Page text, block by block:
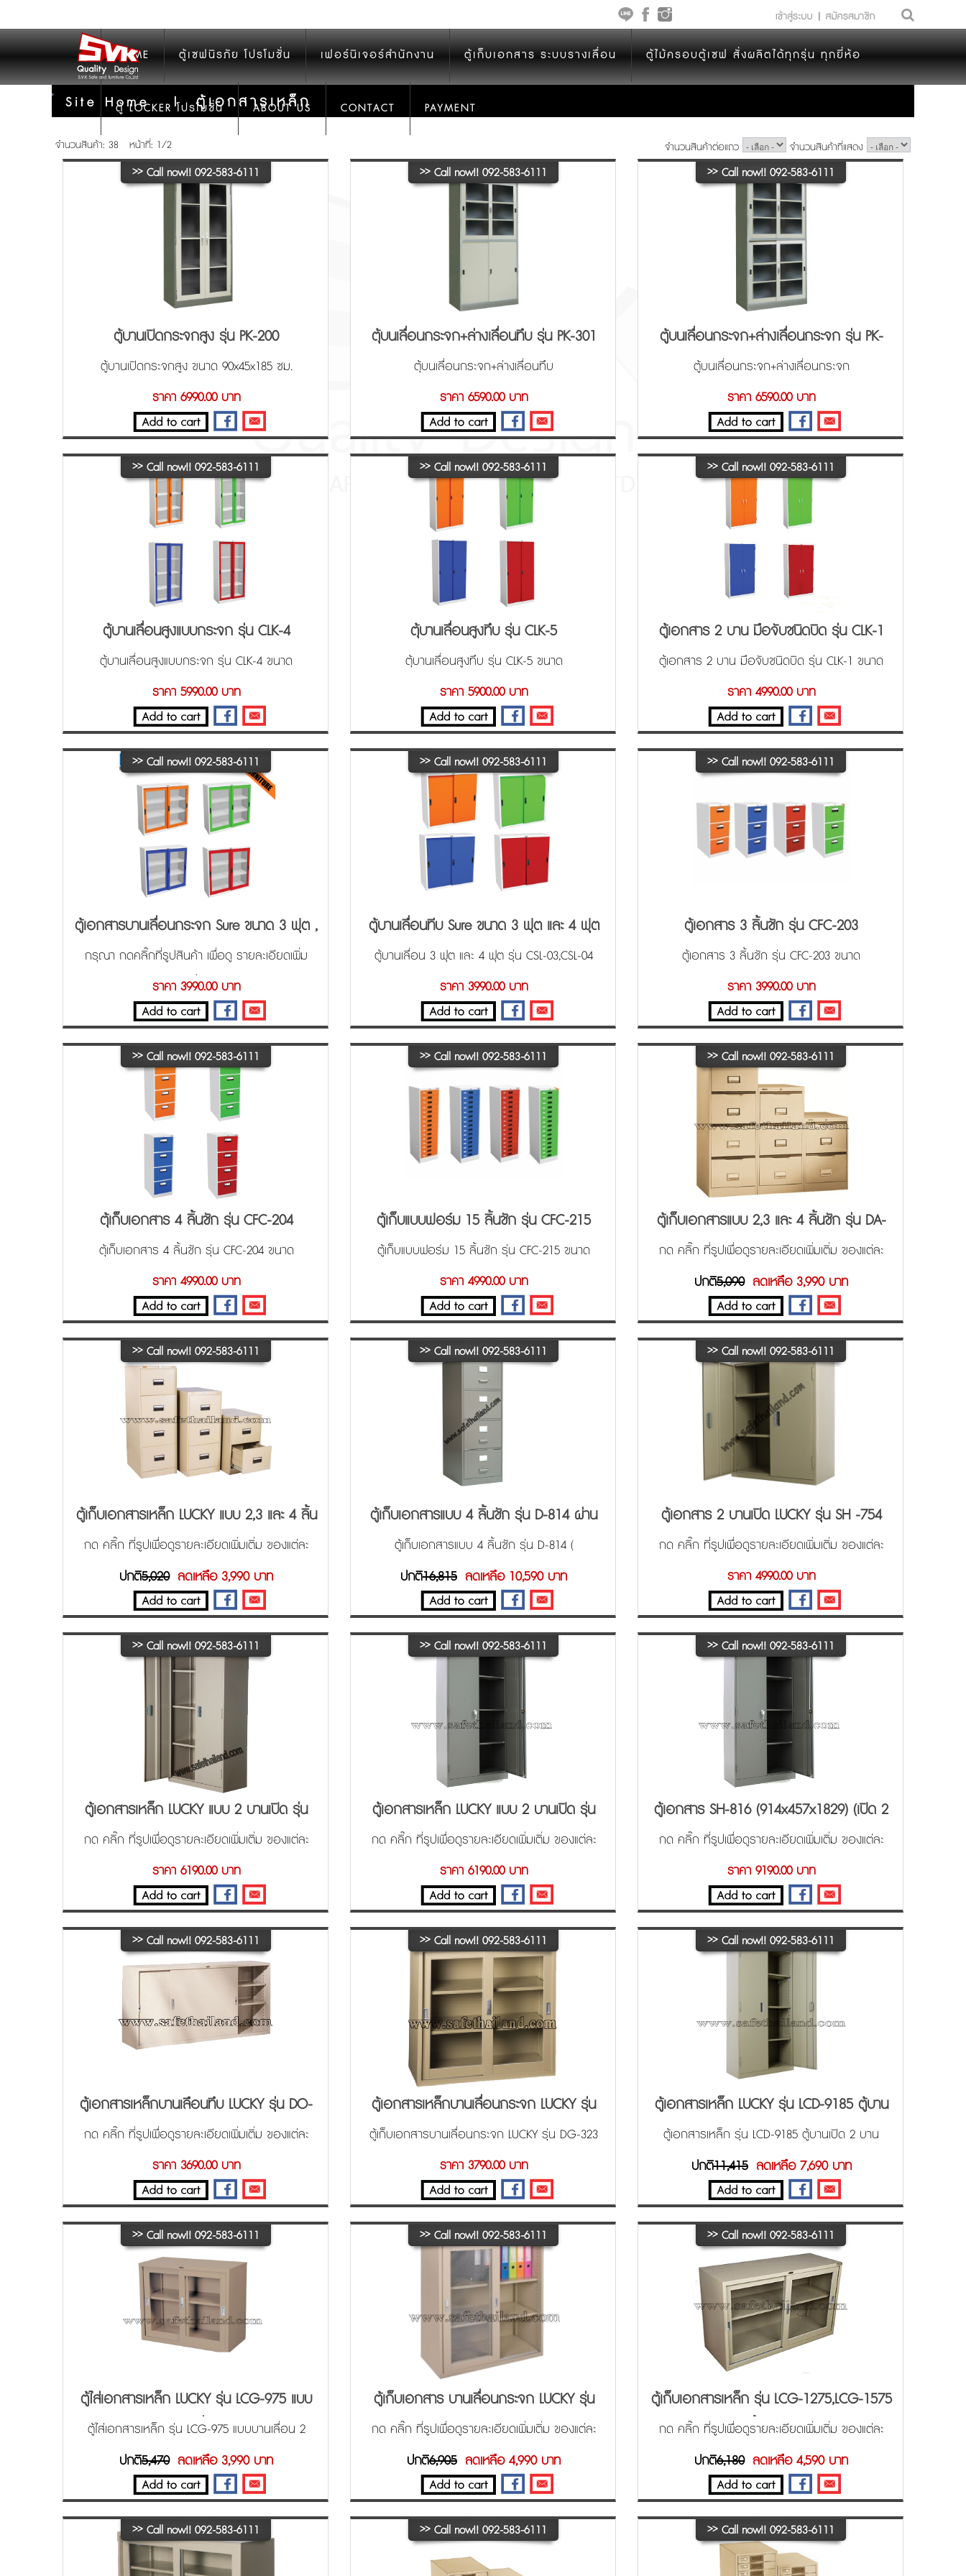
HOME ตู้เซฟนิรภัย โปรโมชั่น เฟอร์นิเจอร์สำนักงาน ตู้เก็บเอกสาร ระบบรางเลื่อน ตู้ไม้ครอบตู้เซฟ สั่งผลิตได้ทุกรุ่น ทุกยี่ห้อ
ตู้ LOCKER โปรโมชั่น ABOUT US CONTACT PAYMENT
Site Home|ตู้เอกสารเหล็ก
จำนวนสินค้า: 38 หน้าที่: 1/2 จำนวนสินค้าต่อแถว จำนวนสินค้าที่แสดง
>> Call now!! 092-583-6111
ตู้บานเปิดกระจกสูง รุ่น PK-200
ตู้บานเปิดกระจกสูง ขนาด 90x45x185 ซม.
ราคา 6990.00 บาท
>> Call now!! 092-583-6111
ตุ้บนเลื่อนกระจก+ล่างเลื่อนทึบ รุ่น PK-301
ตุ้บนเลื่อนกระจก+ล่างเลื่อนทึบ
ราคา 6590.00 บาท
>> Call now!! 092-583-6111
ตู้บนเลื่อนกระจก+ล่างเลื่อนกระจก รุ่น PK-
302
ตู้บนเลื่อนกระจก+ล่างเลื่อนกระจก
ราคา 6590.00 บาท
>> Call now!! 092-583-6111
ตู้บานเลื่อนสูงแบบกระจก รุ่น CLK-4
ตู้บานเลื่อนสูงแบบกระจก รุ่น CLK-4 ขนาด
91.4x45.7x182.9 cm. (WxDxH)
ราคา 5990.00 บาท
>> Call now!! 092-583-6111
ตุ้บานเลื่อนสูงทึบ รุ่น CLK-5
ตุ้บานเลื่อนสูงทึบ รุ่น CLK-5 ขนาด
91.4x45.7x182.9 cm. (WxDxH)
ราคา 5900.00 บาท
>> Call now!! 092-583-6111
ตู้เอกสาร 2 บาน มือจับชนิดบิด รุ่น CLK-1
ตู้เอกสาร 2 บาน มือจับชนิดบิด รุ่น CLK-1 ขนาด
91.4x45.7x182.9 cm. (WxDxH)
ราคา 4990.00 บาท
>> Call now!! 092-583-6111
ตู้เอกสารบานเลื่อนกระจก Sure ขนาด 3 ฟุต ,
4 ฟุต
กรุณา กดคลิ๊กที่รูปสินค้า เพื่อดู รายละเอียดเพิ่ม
เติ่ม
ราคา 3990.00 บาท
>> Call now!! 092-583-6111
ตู้บานเลื่อนทีบ Sure ขนาด 3 ฟุต และ 4 ฟุต
รุ่น CSL-03,CSL-04
ตู้บานเลื่อน 3 ฟุต และ 4 ฟุต รุ่น CSL-03,CSL-04
ราคา 3990.00 บาท
>> Call now!! 092-583-6111
ตู้เอกสาร 3 ลิ้นชัก รุ่น CFC-203
ตู้เอกสาร 3 ลิ้นชัก รุ่น CFC-203 ขนาด
46.1x62x101.6 cm. (WxDxH)
ราคา 3990.00 บาท
>> Call now!! 092-583-6111
ตุ้เก็บเอกสาร 4 ลิ้นชัก รุ่น CFC-204
ตุ้เก็บเอกสาร 4 ลิ้นชัก รุ่น CFC-204 ขนาด
46.1x62x132 cm. (WxDxH)
ราคา 4990.00 บาท
>> Call now!! 092-583-6111
ตู้เก็บแบบฟอร์ม 15 ลิ้นชัก รุ่น CFC-215
ตู้เก็บแบบฟอร์ม 15 ลิ้นชัก รุ่น CFC-215 ขนาด
37.5x45.7x132 cm. (WxDxH)
ราคา 4990.00 บาท
>> Call now!! 092-583-6111
ตู้เก็บเอกสารแบบ 2,3 และ 4 ลิ้นชัก รุ่น DA-
102-104 ล๊อคกุญแจอัตโนมัติ
กด คลิ๊ก ที่รูปเพื่อดูรายละเอียดเพิ่มเติ่ม ของแต่ละ
ขนาด ครับ
ปกติ5,090 ลดเหลือ 3,990 บาท
>> Call now!! 092-583-6111
ตู้เก็บเอกสารเหล็ก LUCKY แบบ 2,3 และ 4 ลิ้น
ชัก รุ่น D-742-744 ล๊อคกุญแจอัตโนมัติ
กด คลิ๊ก ที่รูปเพื่อดูรายละเอียดเพิ่มเติ่ม ของแต่ละ
ขนาด ครับ
ปกติ5,020 ลดเหลือ 3,990 บาท
>> Call now!! 092-583-6111
ตู้เก็บเอกสารแบบ 4 ลิ้นชัก รุ่น D-814 ผ่าน
มอก.
ตู้เก็บเอกสารแบบ 4 ลิ้นชัก รุ่น D-814 (
470x620x1320 ) คุณภาพดี ราคาถูก
ปกติ16,815 ลดเหลือ 10,590 บาท
>> Call now!! 092-583-6111
ตู้เอกสาร 2 บานเปิด LUCKY รุ่น SH -754
กด คลิ๊ก ที่รูปเพื่อดูรายละเอียดเพิ่มเติ่ม ของแต่ละ
ขนาด ครับ
ราคา 4990.00 บาท
>> Call now!! 092-583-6111
ตู้เอกสารเหล็ก LUCKY แบบ 2 บานเปิด รุ่น
SH-756
กด คลิ๊ก ที่รูปเพื่อดูรายละเอียดเพิ่มเติ่ม ของแต่ละ
ขนาด ครับ
ราคา 6190.00 บาท
>> Call now!! 092-583-6111
ตู้เอกสารเหล็ก LUCKY แบบ 2 บานเปิด รุ่น
SH-104 (มือจับเขาควาย)
กด คลิ๊ก ที่รูปเพื่อดูรายละเอียดเพิ่มเติ่ม ของแต่ละ
ขนาด ครับ
ราคา 6190.00 บาท
>> Call now!! 092-583-6111
ตู้เอกสาร SH-816 (914x457x1829) (เปิด 2
บาน)
กด คลิ๊ก ที่รูปเพื่อดูรายละเอียดเพิ่มเติ่ม ของแต่ละ
ขนาด ครับ
ราคา 9190.00 บาท
>> Call now!! 092-583-6111
ตู้เอกสารเหล็กบานเลือนทึบ LUCKY รุ่น DO-
313
กด คลิ๊ก ที่รูปเพื่อดูรายละเอียดเพิ่มเติ่ม ของแต่ละ
ขนาด ครับ
ราคา 3690.00 บาท
>> Call now!! 092-583-6111
ตู้เอกสารเหล็กบานเลื่อนกระจก LUCKY รุ่น
DG-323
ตู้เก็บเอกสารบานเลื่อนกระจก LUCKY รุ่น DG-323
-
ราคา 3790.00 บาท
>> Call now!! 092-583-6111
ตู้เอกสารเหล็ก LUCKY รุ่น LCD-9185 ตู้บาน
เปิด 2 บาน
ตู้เอกสารเหล็ก รุ่น LCD-9185 ตู้บานเปิด 2 บาน
ปกติ11,415 ลดเหลือ 7,690 บาท
>> Call now!! 092-583-6111
ตู้ไส่เอกสารเหล็ก LUCKY รุ่น LCG-975 แบบ
บานเลื่อน
ตู้ไส่เอกสารเหล็ก รุ่น LCG-975 แบบบานเลื่อน 2
ทาง
ปกติ5,470 ลดเหลือ 3,990 บาท
>> Call now!! 092-583-6111
ตู้เก็บเอกสาร บานเลื่อนกระจก LUCKY รุ่น
LCG-9110
กด คลิ๊ก ที่รูปเพื่อดูรายละเอียดเพิ่มเติ่ม ของแต่ละ
ขนาด ครับ
ปกติ6,905 ลดเหลือ 4,990 บาท
>> Call now!! 092-583-6111
ตู้เก็บเอกสารเหล็ก รุ่น LCG-1275,LCG-1575
พร้อมชั้นวางหนังสือ
กด คลิ๊ก ที่รูปเพื่อดูรายละเอียดเพิ่มเติ่ม ของแต่ละ
ขนาด ครับ
ปกติ6,180 ลดเหลือ 4,590 บาท
>> Call now!! 092-583-6111 >> Call now!! 092-583-6111 >> Call now!! 092-583-6111